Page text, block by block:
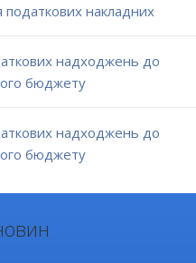
податкових накладних
надходжень до
бюджету
надходжень до
бюджету